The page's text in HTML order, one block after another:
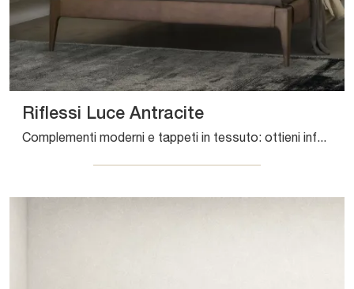
Riflessi Luce Antracite
Complementi moderni e tappeti in tessuto: ottieni informazioni sul modello Riflessi Luce Antracite di Sirecom e potrai impreziosire i tuoi locali.